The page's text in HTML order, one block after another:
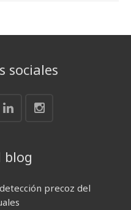
sociales
blog
precoz del